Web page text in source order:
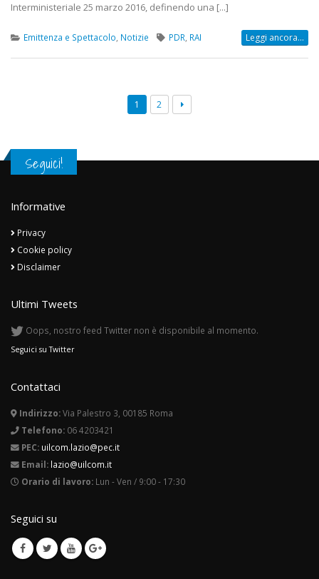
Interministeriale 25 marzo 2016, definendo una [...]
Emittenza e Spettacolo Notizie PDR RAI Leggi ancora...
1 2
Seguici!
Informative
Privacy
Cookie policy
Disclaimer
Ultimi Tweets
Oops, nostro feed Twitter non è disponibile al momento.
Seguici su Twitter
Contattaci
Indirizzo:Via Palestro 3, 00185 Roma
Telefono: 06 4203421
PEC: uilcom.lazio@pec.it
Email: lazio@uilcom.it
Orario di lavoro: Lun - Ven / 9:00 - 17:30
Seguici su